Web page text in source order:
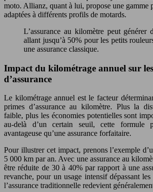
moto. Allianz, quant à lui, propose une gamme
adaptées à différents profils de motards.
L’assurance au kilomètre peut générer
allant jusqu’à 50% pour les petits
une assurance classique.
Impact du kilométrage annuel sur
d’assurance
Le kilométrage annuel est le facteur
primes d’assurance au kilomètre. Plus la
faible, plus les économies potentielles sont
au-delà d’un certain seuil, cette formule
avantageuse qu’une assurance forfaitaire.
Pour illustrer cet impact, prenons l’exemple
5 000 km par an. Avec une assurance au
être réduite de 30 à 40% par rapport à une
revanche, pour un usage intensif dépassant
l’assurance traditionnelle redevient